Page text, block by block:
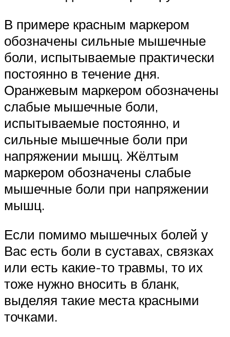
В примере красным маркером
обозначены сильные мышечные
боли, испытываемые практически
постоянно в течение дня.
Оранжевым маркером обозначены
слабые мышечные боли,
испытываемые постоянно, и
сильные мышечные боли при
напряжении мышц. Жёлтым
маркером обозначены слабые
мышечные боли при напряжении
мышц.
Если помимо мышечных болей у
Вас есть боли в суставах, связках
или есть какие-то травмы, то их
тоже нужно вносить в бланк,
выделяя такие места красными
точками.